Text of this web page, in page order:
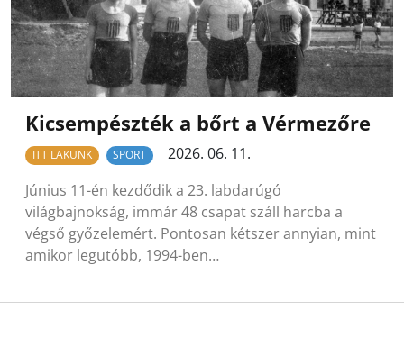
Kicsempészték a bőrt a Vérmezőre
ITT LAKUNK SPORT
2026. 06. 11.
Június 11-én kezdődik a 23. labdarúgó
világbajnokság, immár 48 csapat száll harcba a
végső győzelemért. Pontosan kétszer annyian, mint
amikor legutóbb, 1994-ben…